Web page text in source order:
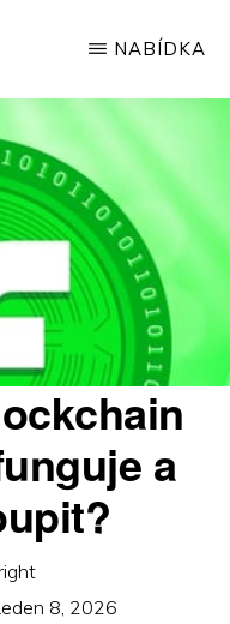
NABÍDKA
a
8, 2026